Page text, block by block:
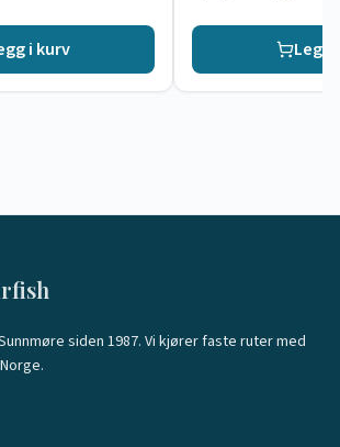
i kurv Legg
siden 1987. Vi kjører faste ruter med